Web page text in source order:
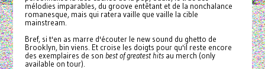
mélodies imparables, du groove entêtant et de la nonchalance
romanesque, mais qui ratera vaille que vaille la cible
mainstream.
Bref, si t'en as marre d'écouter le new sound du ghetto de
Brooklyn, bin viens. Et croise les doigts pour qu'il reste encore
des exemplaires de son best ofgreatest hitsau merch (only
available on tour).